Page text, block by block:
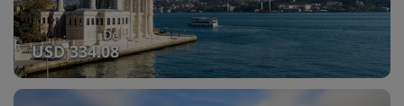
De
USD 334.08